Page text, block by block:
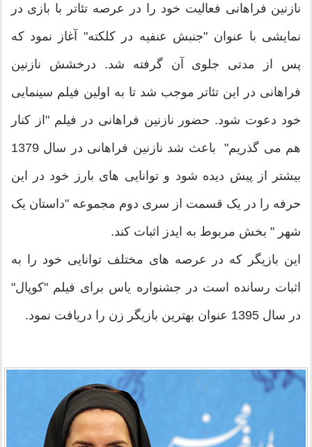
نازنین فراهانی فعالیت خود را در عرصه تئاتر با بازی در
نمایشی با عنوان "جنبش عنفیه در کلکته" آغاز نمود که
پس از مدتی جلوی آن گرفته شد. درخشش نازنین
فراهانی در این تئاتر موجب شد تا به اولین فیلم سینمایی
خود دعوت شود. حضور نازنین فراهانی در فیلم "از کنار
هم می گذریم" باعث شد نازنین فراهانی در سال 1379
بیشتر از پیش دیده شود و توانایی های بارز خود در این
حرفه را در یک قسمت از سری دوم مجموعه "داستان یک
شهر " بخش مربوط به ایدز اثبات کند.
این بازیگر که در عرصه های مختلف توانایی خود را به
اثبات رسانده است در جشنواره یاس برای فیلم "کوپال"
در سال 1395 عنوان بهترین بازیگر زن را دریافت نمود.